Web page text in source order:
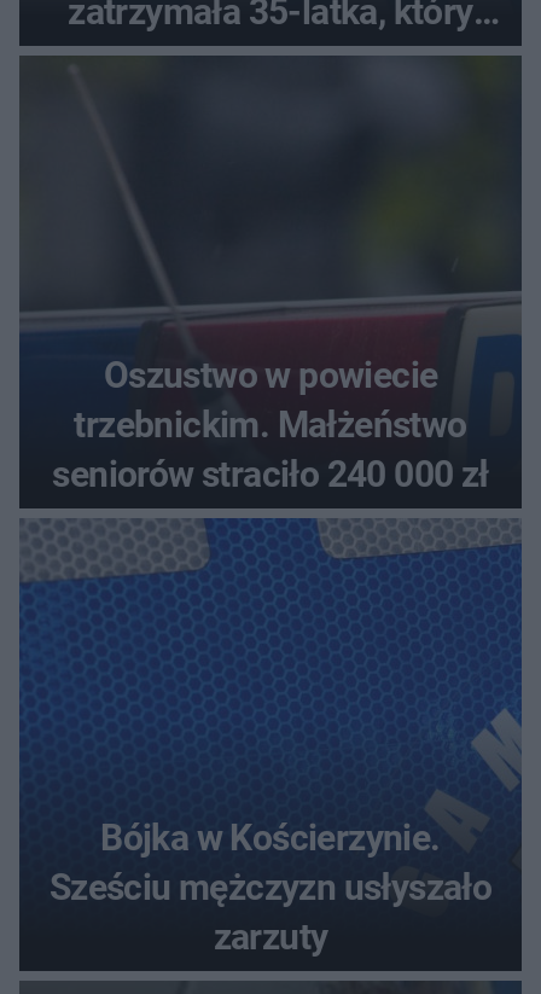
zatrzymała 35-latka, który
zgłosił ładunek w swoim
Oszustwo w powiecie
trzebnickim. Małżeństwo
seniorów straciło 240 000 zł
Bójka w Kościerzynie.
Sześciu mężczyzn usłyszało
zarzuty